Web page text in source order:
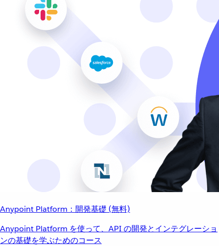
Anypoint Platform：開発基礎 (無料)
Anypoint Platform を使って、API の開発とインテグレーショ
ンの基礎を学ぶためのコース